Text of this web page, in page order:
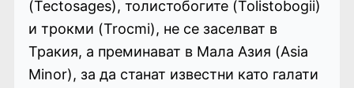
(Tectosages), толистобогите (Tolistobogii)
и трокми (Trocmi), не се заселват в
Тракия, а преминават в Мала Азия (Asia
Minor), за да станат известни като галати